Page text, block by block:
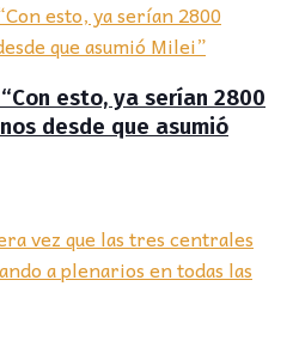
esto, ya serían 2800
desde que asumió